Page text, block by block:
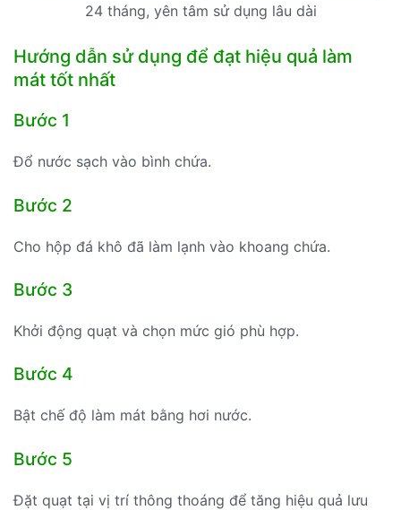
24 tháng, yên tâm sử dụng lâu dài
Hướng dẫn sử dụng để đạt hiệu quả làm
mát tốt nhất
Bước 1
Đổ nước sạch vào bình chứa.
Bước 2
Cho hộp đá khô đã làm lạnh vào khoang chứa.
Bước 3
Khởi động quạt và chọn mức gió phù hợp.
Bước 4
Bật chế độ làm mát bằng hơi nước.
Bước 5
Đặt quạt tại vị trí thông thoáng để tăng hiệu quả lưu